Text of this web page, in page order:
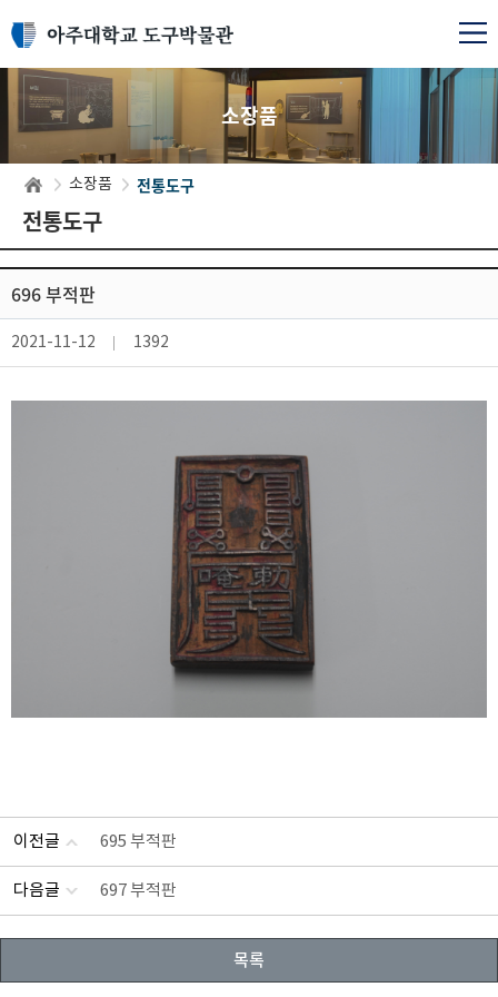
소장품
소장품 전통도구
전통도구
696 부적판
2021-11-12 1392
이전글 695 부적판
다음글 697 부적판
목록